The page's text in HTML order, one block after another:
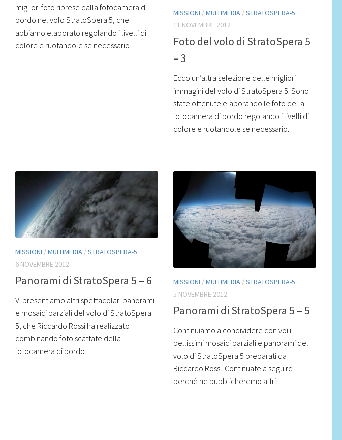
migliori foto riprese dalla fotocamera di
bordo nel volo StratoSpera 5, che
abbiamo elaborato regolando i livelli di
colore e ruotandole se necessario.
MISSIONI /MULTIMEDIA /STRATOSPERA-5
11 NOVEMBRE 2012
Foto del volo di StratoSpera 5
– 3
Ecco un’altra selezione delle migliori
immagini del volo di StratoSpera 5. Sono
state ottenute elaborando le foto della
fotocamera di bordo regolando i livelli di
colore e ruotandole se necessario.
MISSIONI /MULTIMEDIA /STRATOSPERA-5
6 NOVEMBRE 2012
Panorami di StratoSpera 5 – 6
Vi presentiamo altri spettacolari panorami
e mosaici parziali del volo di StratoSpera
5, che Riccardo Rossi ha realizzato
combinando foto scattate della
fotocamera di bordo.
MISSIONI /MULTIMEDIA /STRATOSPERA-5
5 NOVEMBRE 2012
Panorami di StratoSpera 5 – 5
Continuiamo a condividere con voi i
bellissimi mosaici parziali e panorami del
volo di StratoSpera 5 preparati da
Riccardo Rossi. Continuate a seguirci
perché ne pubblicheremo altri.